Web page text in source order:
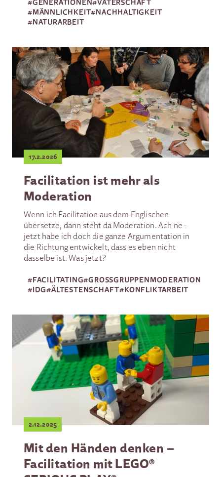
#GENERATIONEN#VATERSCHAFT
#MÄNNLICHKEIT#NACHHALTIGKEIT
#NATURARBEIT
Facilitation ist mehr als
Moderation
Wenn ich Facilitation aus dem Englischen
übersetze, dann steht da Moderation. Ach ne -
jetzt habe ich doch die ganze Argumentation in
die Richtung entwickelt, dass es eben nicht
dasselbe ist. Was jetzt?
17.2.2026
#FACILITATING#GROSSGRUPPEN­MODERATION
#IDG#ÄLTESTENSCHAFT#KONFLIKTARBEIT
Mit den Händen denken –
Facilitation mit LEGO®
2.12.2025